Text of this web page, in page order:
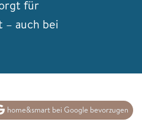
für
– auch bei
home&smart bei Google bevorzugen